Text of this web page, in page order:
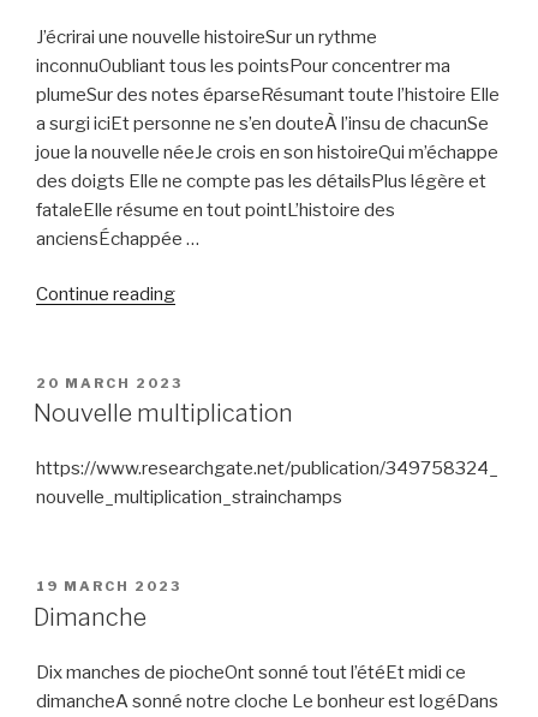
J’écrirai une nouvelle histoireSur un rythme
inconnuOubliant tous les pointsPour concentrer ma
plumeSur des notes éparseRésumant toute l’histoire Elle
a surgi iciEt personne ne s’en douteÀ l’insu de chacunSe
joue la nouvelle néeJe crois en son histoireQui m’échappe
des doigts Elle ne compte pas les détailsPlus légère et
fataleElle résume en tout pointL’histoire des
anciensÉchappée …
Continue reading“Une
trois”
POSTED
ON
20 MARCH 2023
Nouvelle multiplication
https://www.researchgate.net/publication/349758324_
nouvelle_multiplication_strainchamps
POSTED
ON
19 MARCH 2023
Dimanche
Dix manches de piocheOnt sonné tout l’étéEt midi ce
dimancheA sonné notre cloche Le bonheur est logéDans